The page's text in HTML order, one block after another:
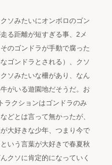
ソみたいにオンボロのゴン
る距離が短すぎる事、2メ
のゴンドラが手動で腐った
ゴンドラとされる）、クソ
ソみたいな柵があり、なん
がいる遊園地だそうだ。お
ラクションはゴンドラのみ
どとは言って無かったが、
大好きな少年、つまり今で
いう言葉が大好きで春夏秋
クソに肯定的になっていく